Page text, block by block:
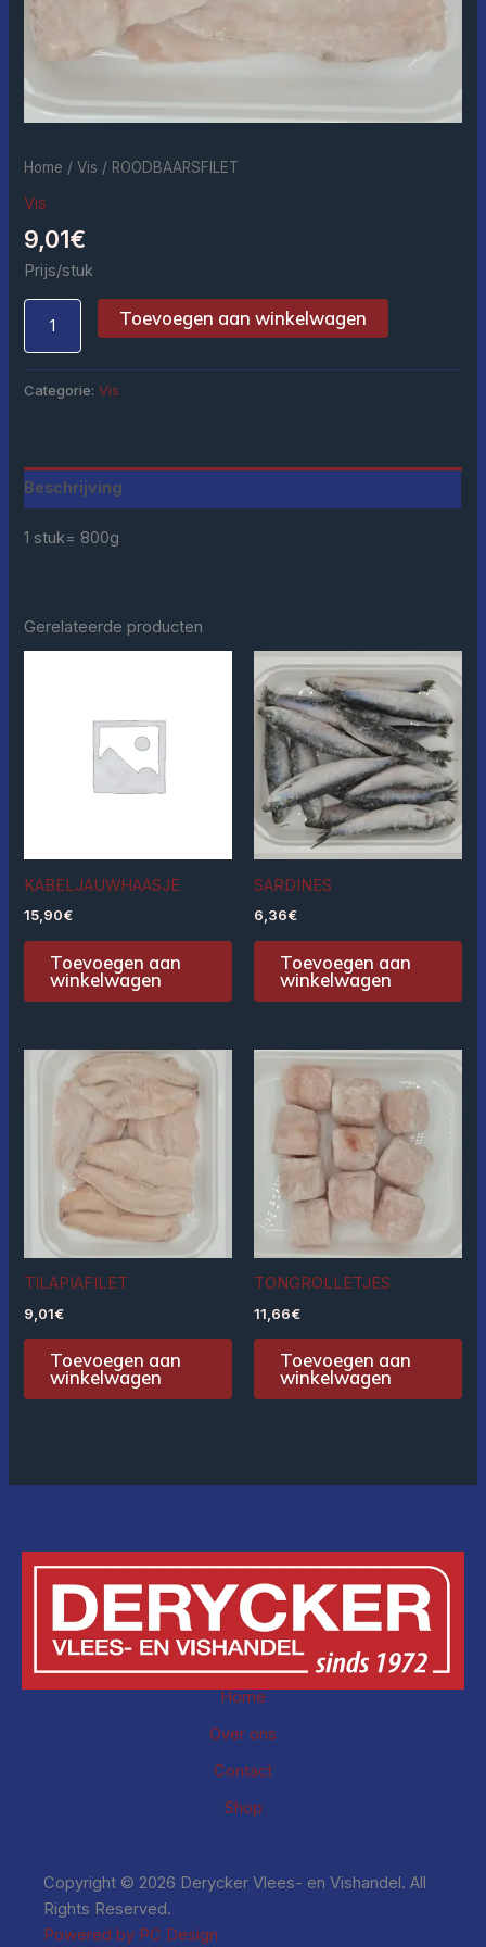
Home /Vis / ROODBAARSFILET
Vis
9,01€
Prijs/stuk
Toevoegen aan winkelwagen
Categorie:Vis
Beschrijving
1 stuk= 800g
Gerelateerde producten
KABELJAUWHAASJE
15,90€
Toevoegen aan
winkelwagen
SARDINES
6,36€
Toevoegen aan
winkelwagen
TILAPIAFILET
9,01€
Toevoegen aan
winkelwagen
TONGROLLETJES
11,66€
Toevoegen aan
winkelwagen
Home
Over ons
Contact
Shop
Copyright © 2026 Derycker Vlees- en Vishandel. All
Rights Reserved.
Powered by PC Design